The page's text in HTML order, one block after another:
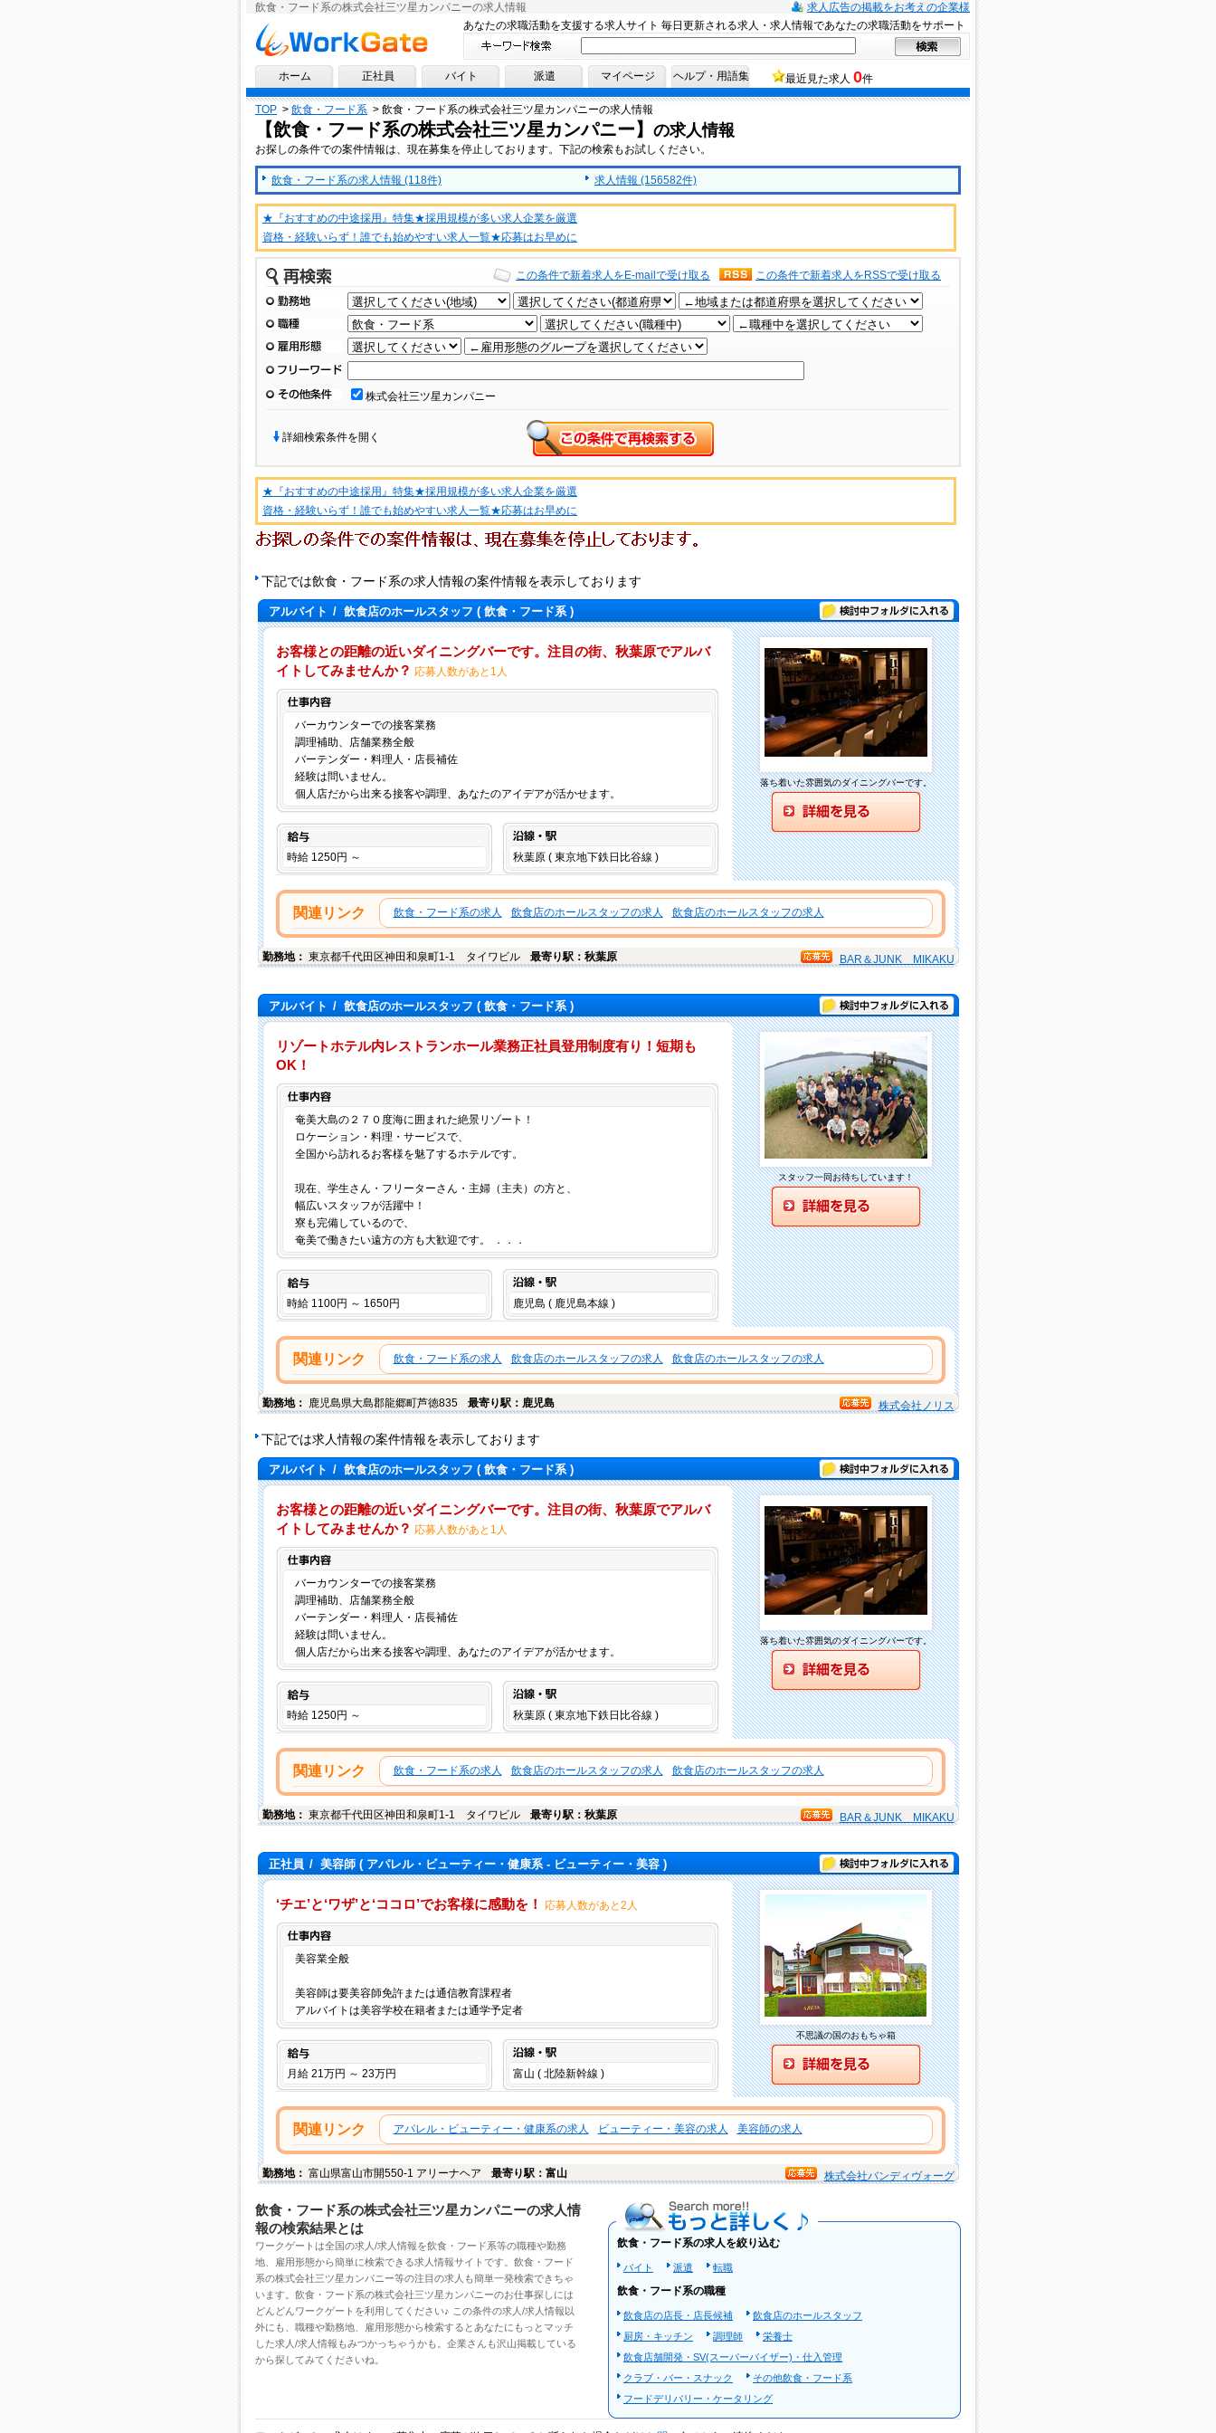
飲食・フード系の株式会社三ツ星カンパニーの求人情報
求人広告の掲載をお考えの企業様
求人情報ならワークゲートへ！
あなたの求職活動を支援する求人サイト 毎日更新される求人・求人情報であなたの求職活動をサポート
ホーム 正社員 バイト 派遣 マイページ ヘルプ・用語集 最近見た求人 0件
TOP > 飲食・フード系 > 飲食・フード系の株式会社三ツ星カンパニーの求人情報
【飲食・フード系の株式会社三ツ星カンパニー】 の求人情報
お探しの条件での案件情報は、現在募集を停止しております。下記の検索もお試しください。
飲食・フード系の求人情報 (118件) 求人情報 (156582件)
★『おすすめの中途採用』特集★採用規模が多い求人企業を厳選
資格・経験いらず！誰でも始めやすい求人一覧★応募はお早めに
再検索 この条件で新着求人をRSSで受け取る
この条件で新着求人をE-mailで受け取る
勤務地
職種
雇用形態
フリーワード
その他条件 株式会社三ツ星カンパニー
詳細検索条件を開く
★『おすすめの中途採用』特集★採用規模が多い求人企業を厳選
資格・経験いらず！誰でも始めやすい求人一覧★応募はお早めに
下記では飲食・フード系の求人情報の案件情報を表示しております
アルバイト / 飲食店のホールスタッフ ( 飲食・フード系 ) 検討中フォルダに入れる
お客様との距離の近いダイニングバーです。注目の街、秋葉原でアルバ
イトしてみませんか？ 応募人数があと1人
バーカウンターでの接客業務
調理補助、店舗業務全般
バーテンダー・料理人・店長補佐
経験は問いません。
個人店だから出来る接客や調理、あなたのアイデアが活かせます。
給与
時給 1250円 ～ 秋葉原 ( 東京地下鉄日比谷線 )
落ち着いた雰囲気のダイニングバーです。
関連リンク 飲食・フード系の求人 飲食店のホールスタッフの求人 飲食店のホールスタッフの求人
勤務地： 東京都千代田区神田和泉町1-1 タイワビル 最寄り駅：秋葉原 BAR＆JUNK MIKAKU
アルバイト / 飲食店のホールスタッフ ( 飲食・フード系 ) 検討中フォルダに入れる
リゾートホテル内レストランホール業務正社員登用制度有り！短期も
OK！
奄美大島の２７０度海に囲まれた絶景リゾート！
ロケーション・料理・サービスで、
全国から訪れるお客様を魅了するホテルです。
現在、学生さん・フリーターさん・主婦（主夫）の方と、
幅広いスタッフが活躍中！
寮も完備しているので、
奄美で働きたい遠方の方も大歓迎です。 ．．．
給与
時給 1100円 ～ 1650円 鹿児島 ( 鹿児島本線 )
スタッフ一同お待ちしています！
関連リンク 飲食・フード系の求人 飲食店のホールスタッフの求人 飲食店のホールスタッフの求人
勤務地： 鹿児島県大島郡龍郷町芦徳835 最寄り駅：鹿児島 株式会社ノリス
下記では求人情報の案件情報を表示しております
アルバイト / 飲食店のホールスタッフ ( 飲食・フード系 ) 検討中フォルダに入れる
お客様との距離の近いダイニングバーです。注目の街、秋葉原でアルバ
イトしてみませんか？ 応募人数があと1人
バーカウンターでの接客業務
調理補助、店舗業務全般
バーテンダー・料理人・店長補佐
経験は問いません。
個人店だから出来る接客や調理、あなたのアイデアが活かせます。
給与
時給 1250円 ～ 秋葉原 ( 東京地下鉄日比谷線 )
落ち着いた雰囲気のダイニングバーです。
関連リンク 飲食・フード系の求人 飲食店のホールスタッフの求人 飲食店のホールスタッフの求人
勤務地： 東京都千代田区神田和泉町1-1 タイワビル 最寄り駅：秋葉原 BAR＆JUNK MIKAKU
正社員 / 美容師( アパレル・ビューティー・健康系 - ビューティー・美容 ) 検討中フォルダに入れる
‘チエ’と‘ワザ’と‘ココロ’でお客様に感動を！
応募人数があと2人
美容業全般
美容師は要美容師免許または通信教育課程者
アルバイトは美容学校在籍者または通学予定者
給与
月給 21万円 ～ 23万円 富山 ( 北陸新幹線 )
不思議の国のおもちゃ箱
関連リンク アパレル・ビューティー・健康系の求人 ビューティー・美容の求人 美容師の求人
勤務地： 富山県富山市開550-1 アリーナヘア 最寄り駅：富山 株式会社バンディヴォーグ
飲食・フード系の株式会社三ツ星カンパニーの求人情
報の検索結果とは
ワークゲートは全国の求人/求人情報を飲食・フード系等の職種や勤務
地、雇用形態から簡単に検索できる求人情報サイトです。 飲食・フード
系の株式会社三ツ星カンパニー等の注目の求人 も簡単一発検索できちゃ
います。飲食・フード系の株式会社三ツ星カンパニーのお仕事探しには
どんどんワークゲートを利用してください♪ この条件の求人/求人情報以
外にも、職種や勤務地、雇用形態から検索するとあなたにもっとマッチ
した求人/求人情報もみつかっちゃうかも。企業さんも沢山掲載している
から探してみてくださいね。
もっと詳しく
飲食・フード系の求人を絞り込む
バイト 派遣 転職
飲食・フード系の職種
飲食店の店長・店長候補
飲食店のホールスタッフ
厨房・キッチン
調理師
栄養士
飲食店舗開発・SV(スーパーバイザー)・仕入管理
クラブ・バー・スナック
その他飲食・フード系
フードデリバリー・ケータリング